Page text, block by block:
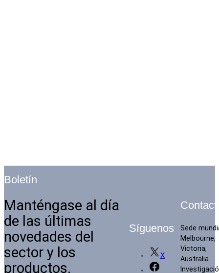
Boletín
Manténgase al día
de las últimas
novedades del
sector y los
productos.
Síguenos
X
Sede
Melbourne,
Victoria,
Australia